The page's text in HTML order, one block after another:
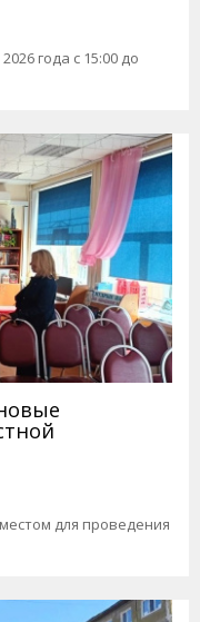
года с 15:00 до
для проведения